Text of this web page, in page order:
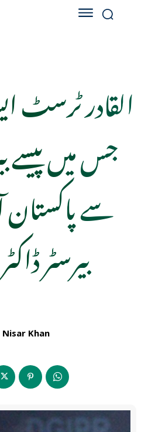
القادر ٹرسٹ
جس میں
سے
بیرسٹر
Nisar Khan